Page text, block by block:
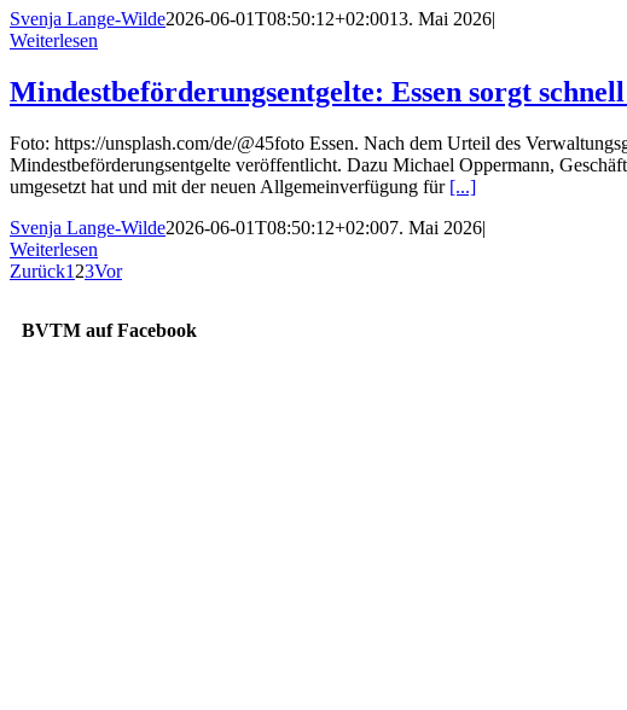
Svenja Lange-Wilde2026-06-01T08:50:12+02:0013. Mai 2026|
Weiterlesen
Mindestbeförderungsentgelte: Essen sorgt
Foto: https://unsplash.com/de/@45foto Essen. Nach dem Urteil des
Mindestbeförderungsentgelte veröffentlicht. Dazu Michael Oppermann,
umgesetzt hat und mit der neuen Allgemeinverfügung für [...]
Svenja Lange-Wilde2026-06-01T08:50:12+02:007. Mai 2026|
Weiterlesen
Zurück1 23Vor
BVTM auf Facebook